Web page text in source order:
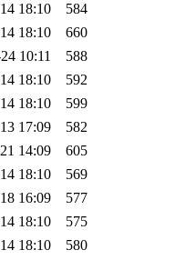
18:10
584
18:10
660
10:11
588
18:10
592
18:10
599
17:09
582
14:09
605
18:10
569
16:09
577
18:10
575
18:10
580